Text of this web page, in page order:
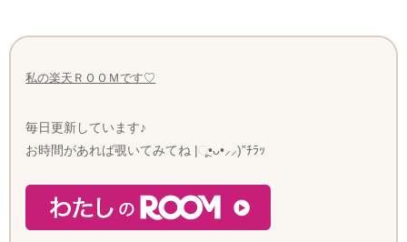
私の楽天ＲＯＯＭです♡
毎日更新しています♪
お時間があれば覗いてみてね |ૂ•ᴗ•⸝⸝)”ﾁﾗｯ